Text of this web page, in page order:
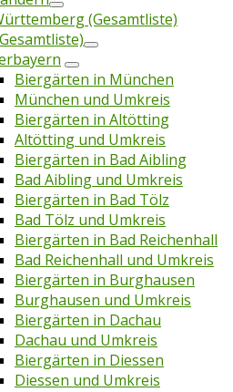
(Gesamtliste)
Biergärten in München
München und Umkreis
Biergärten in Altötting
Altötting und Umkreis
Biergärten in Bad Aibling
Bad Aibling und Umkreis
Biergärten in Bad Tölz
Bad Tölz und Umkreis
Biergärten in Bad Reichenhall
Bad Reichenhall und Umkreis
Biergärten in Burghausen
Burghausen und Umkreis
Biergärten in Dachau
Dachau und Umkreis
Biergärten in Diessen
Diessen und Umkreis